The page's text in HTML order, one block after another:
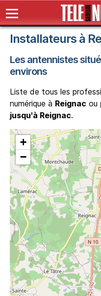
Installateurs à
Les antennistes
environs
Liste de tous les
numérique à Reignac ou
jusqu'à Reignac.
+
−